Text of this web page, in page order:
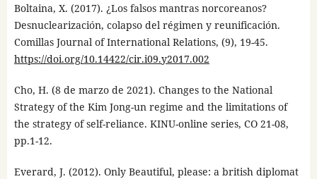
Boltaina, X. (2017). ¿Los falsos mantras norcoreanos?
Desnuclearización, colapso del régimen y reunificación.
Comillas Journal of International Relations, (9), 19-45.
https://doi.org/10.14422/cir.i09.y2017.002
Cho, H. (8 de marzo de 2021). Changes to the National
Strategy of the Kim Jong-un regime and the limitations of
the strategy of self-reliance. KINU-online series, CO 21-08,
pp.1-12.
Everard, J. (2012). Only Beautiful, please: a british diplomat